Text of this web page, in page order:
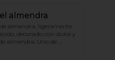
almendra
almendra, ligeramente
decorado con dulce y
almendra. Uno de